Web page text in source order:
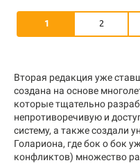
1 2
Вторая редакция уже
создана на основе
которые тщательно
непротиворечивую и
систему, а также создали
Голариона, где бок о бок
конфликтов) множество